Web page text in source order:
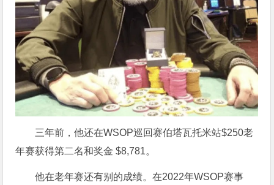
三年前，他还在WSOP巡回赛伯塔瓦托米站$250老
年赛获得第二名和奖金 $8,781。
他在老年赛还有别的成绩。在2022年WSOP赛事